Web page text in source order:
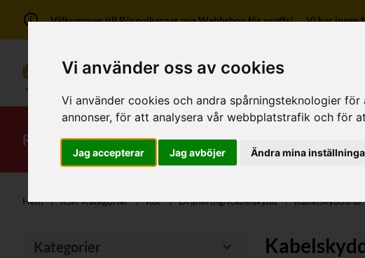
Vi använder oss av cookies
Vi använder cookies och andra spårningsteknologier
annonser, för att analysera vår webbplatstrafik och för
Jag accepterar Jag avböjer Ändra mina
Välkommen till Rörpojkarnas nya Webbshop för proffs! Vi har ingen
RSK-Kategorier Produkter
Hem / RSK-Kategorier / Rör / Dränering/Kabelskydd / Kabelskyddsrör
Kategorier